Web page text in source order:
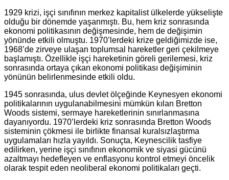
1929 krizi, işçi sınıfının merkez kapitalist ülkelerde yükselişte
olduğu bir dönemde yaşanmıştı. Bu, hem kriz sonrasında
ekonomi politikasının değişmesinde, hem de değişimin
yönünde etkili olmuştu. 1970’lerdeki krize geldiğimizde ise,
1968’de zirveye ulaşan toplumsal hareketler geri çekilmeye
başlamıştı. Özellikle işçi hareketinin göreli gerilemesi, kriz
sonrasında ortaya çıkan ekonomi politikası değişiminin
yönünün belirlenmesinde etkili oldu.
1945 sonrasında, ulus devlet ölçeğinde Keynesyen ekonomi
politikalarının uygulanabilmesini mümkün kılan Bretton
Woods sistemi, sermaye hareketlerinin sınırlanmasına
dayanıyordu. 1970’lerdeki kriz sonrasında Bretton Woods
sisteminin çökmesi ile birlikte finansal kuralsızlaştırma
uygulamaları hızla yayıldı. Sonuçta, Keynescilik tasfiye
edilirken, yerine işçi sınıfının ekonomik ve siyasi gücünü
azaltmayı hedefleyen ve enflasyonu kontrol etmeyi öncelik
olarak tespit eden neoliberal ekonomi politikaları geçti.